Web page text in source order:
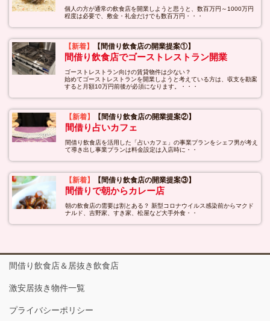
個人の方が通常の飲食店を開業しようと思うと、数百万円～1000万円
程度は必要で、敷金・礼金だけでも数百万円・・・
【新着】 【間借り飲食店の開業提案①】
間借り飲食店でゴーストレストラン開業
ゴーストレストラン向けの賃貸物件は少ない？
始めてゴーストレストランを開業しようと考えている方は、収支を勘案
すると月額10万円前後が必須になります。・・・
【新着】 【間借り飲食店の開業提案②】
間借り占いカフェ
間借り飲食店を活用した「占いカフェ」の事業プランをシェフ男が考え
て導き出し事業プランは料金設定は入店時に・・
【新着】 【間借り飲食店の開業提案③】
間借りで朝からカレー店
朝の飲食店の需要は割とある？ 新型コロナウイルス感染前からマクド
ナルド、吉野家、すき家、松屋など大手外食・・
間借り飲食店＆居抜き飲食店
激安居抜き物件一覧
プライバシーポリシー